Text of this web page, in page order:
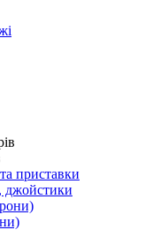
приставки
джойстики